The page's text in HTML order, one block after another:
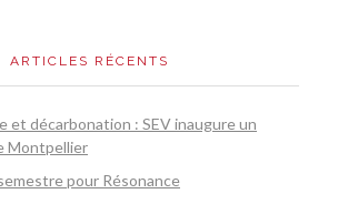
ARTICLES RÉCENTS
et décarbonation : SEV inaugure un
Montpellier
pour Résonance